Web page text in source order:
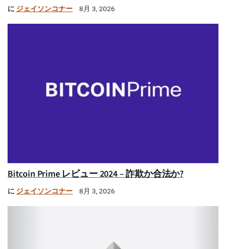
に ジェイソンコナー 8月 3, 2026
Bitcoin Prime レビュー 2024 – 詐欺か合法か?
に ジェイソンコナー 8月 3, 2026